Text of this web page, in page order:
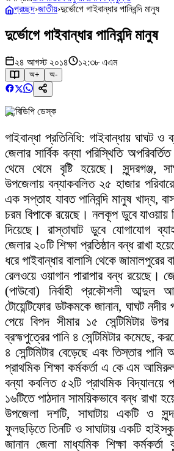
প্রচ্ছদ›জাতীয়›দুর্ভোগে গাইবান্ধার পানিবন্দি মানুষ
দুর্ভোগে গাইবান্ধার পানিবন্দি মানুষ
২৪ আগস্ট ২০১৪ ১২:৩৮ এএম
অ+ অ-
বিডিপি ডেস্ক
গাইবান্ধা প্রতিনিধি: গাইবান্ধায় ঘাঘট
জেলার সার্বিক বন্যা পরিস্থিতি
থেমে থেমে বৃষ্টি হয়েছে। সুন্দরগঞ্জ,
উপজেলায় বন্যাকবলিত ২৫ হাজার
এক সপ্তাহ যাবত পানিবন্দি মানুষ খাদ্য,
চরম বিপাকে রয়েছে। নলকূপ ডুবে যাওয়ায়
দিয়েছে। রাস্তাঘাট ডুবে যোগাযোগ
জেলার ২০টি শিক্ষা প্রতিষ্ঠান বন্ধ রাখা
ধরে গাইবান্ধার বালাসি থেকে জামালপুরের
রেলওয়ে ওয়াগান পারাপার বন্ধ রয়েছে।
(পাউবো) নির্বাহী প্রকৌশলী আব্দুল
টোয়েন্টিফোর ডটকমকে জানান, ঘাঘট নদীর
পেয়ে বিপদ সীমার ১৫ সেন্টিমিটার
ব্রহ্মপুত্রের পানি ৪ সেন্টিমিটার কমেছে,
৪ সেন্টিমিটার বেড়েছে এবং তিস্তার
প্রাথমিক শিক্ষা কর্মকর্তা এ কে এম
বন্যা কবলিত ৫২টি প্রাথমিক বিদ্যালয়ে
১৬টিতে পাঠদান সাময়িকভাবে বন্ধ রাখা
উপজেলা দশটি, সাঘাটায় একটি ও
ফুলছড়িতে তিনটি ও সাঘাটায় একটি
জানান জেলা মাধ্যমিক শিক্ষা কর্মকর্তা